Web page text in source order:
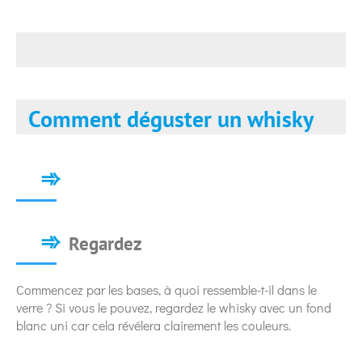
Comment déguster un whisky
Regardez
Commencez par les bases, à quoi ressemble-t-il dans le
verre ? Si vous le pouvez, regardez le whisky avec un fond
blanc uni car cela révélera clairement les couleurs.